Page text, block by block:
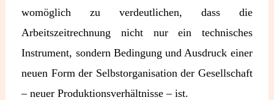
womöglich zu verdeutlichen, dass die
Arbeitszeitrechnung nicht nur ein technisches
Instrument, sondern Bedingung und Ausdruck einer
neuen Form der Selbstorganisation der Gesellschaft
– neuer Produktionsverhältnisse – ist.